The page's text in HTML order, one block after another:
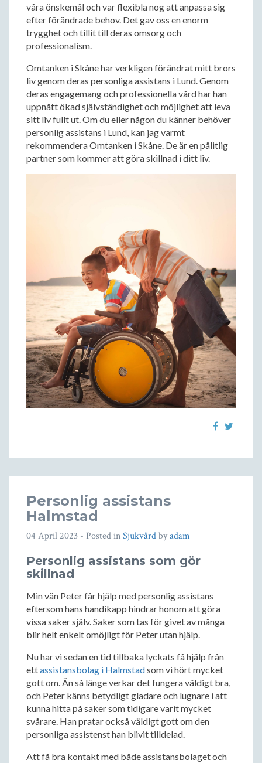
våra önskemål och var flexibla nog att anpassa sig
efter förändrade behov. Det gav oss en enorm
trygghet och tillit till deras omsorg och
professionalism.
Omtanken i Skåne har verkligen förändrat mitt brors
liv genom deras personliga assistans i Lund. Genom
deras engagemang och professionella vård har han
uppnått ökad självständighet och möjlighet att leva
sitt liv fullt ut. Om du eller någon du känner behöver
personlig assistans i Lund, kan jag varmt
rekommendera Omtanken i Skåne. De är en pålitlig
partner som kommer att göra skillnad i ditt liv.
Personlig assistans
Halmstad
04 April 2023 - Posted inSjukvårdbyadam
Personlig assistans som gör
skillnad
Min vän Peter får hjälp med personlig assistans
eftersom hans handikapp hindrar honom att göra
vissa saker själv. Saker som tas för givet av många
blir helt enkelt omöjligt för Peter utan hjälp.
Nu har vi sedan en tid tillbaka lyckats få hjälp från
ettassistansbolag i Halmstadsom vi hört mycket
gott om. Än så länge verkar det fungera väldigt bra,
och Peter känns betydligt gladare och lugnare i att
kunna hitta på saker som tidigare varit mycket
svårare. Han pratar också väldigt gott om den
personliga assistenst han blivit tilldelad.
Att få bra kontakt med både assistansbolaget och